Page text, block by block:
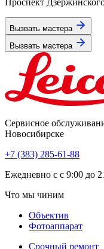
Вызвать мастера
Вызвать мастера
Сервисное
Новосибирске
+7 (383) 285-61-88
Eжедневно с с 9:00 до
Что мы чиним
Объектив
Фотоаппарат
Срочный ремонт